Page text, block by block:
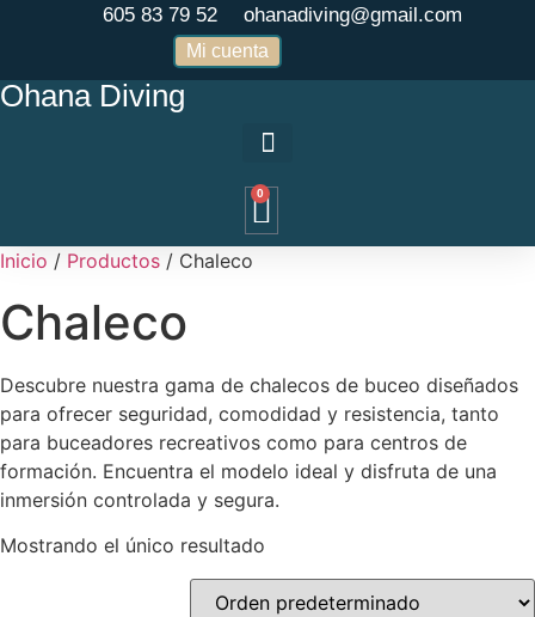
605 83 79 52 ohanadiving@gmail.com
Mi cuenta
Ohana Diving
0
Inicio / Productos / Chaleco
Chaleco
Descubre nuestra gama de chalecos de buceo diseñados
para ofrecer seguridad, comodidad y resistencia, tanto
para buceadores recreativos como para centros de
formación. Encuentra el modelo ideal y disfruta de una
inmersión controlada y segura.
Mostrando el único resultado